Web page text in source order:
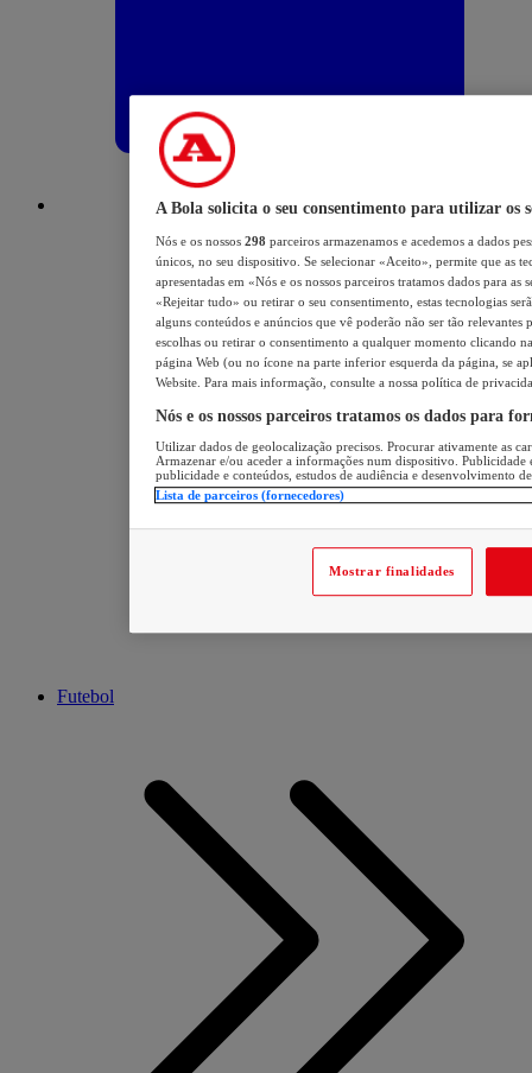
Futebol
A Bola solicita o seu consentimento para utilizar os
Nós e os nossos 298 parceiros armazenamos e acedemos a dados
únicos, no seu dispositivo. Se selecionar «Aceito», permite que as
apresentadas em «Nós e os nossos parceiros tratamos dados para
«Rejeitar tudo» ou retirar o seu consentimento, estas tecnologias
alguns conteúdos e anúncios que vê poderão não ser tão relevantes
escolhas ou retirar o consentimento a qualquer momento clicando
página Web (ou no ícone na parte inferior esquerda da página, se
Website. Para mais informação, consulte a nossa política de
Nós e os nossos parceiros tratamos os dados para
Utilizar dados de geolocalização precisos. Procurar ativamente as
Armazenar e/ou aceder a informações num dispositivo. Publicidade
publicidade e conteúdos, estudos de audiência e desenvolvimento
Lista de parceiros (fornecedores)
Mostrar finalidades